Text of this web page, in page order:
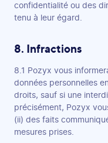
confidentialité ou des
tenu à leur égard.
8. Infractions
8.1 Pozyx vous
données personnelles
droits, sauf si une
précisément, Pozyx
(ii) des faits
mesures prises.